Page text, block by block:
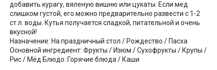
добавить курагу, вяленую вишню или цукаты. Если мед
слишком густой, его можно предварительно развести с 1-2
ст.л. воды. Кутья получается сладкой, питательной и очень
вкусной!
Назначение: На праздничный стол / Рождество / Пасха
Основной ингредиент: Фрукты / Изюм / Сухофрукты / Крупы /
Рис / Мёд Блюдо: Горячие блюда / Каши